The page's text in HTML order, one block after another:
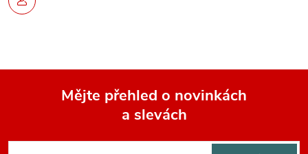
Mějte přehled o novinkách
a slevách